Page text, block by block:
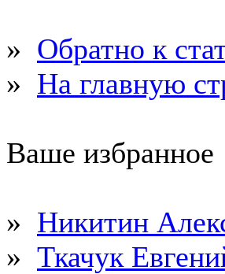
» Обратно к
» На главную
Ваше избранное
» Никитин
» Ткачук